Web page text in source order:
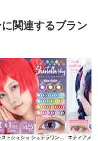
に関連するブラン
アシストシュシュ シュテラワンデー エティアメロ